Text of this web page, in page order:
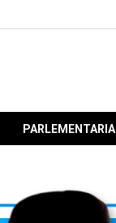
PARLEMENTARIA